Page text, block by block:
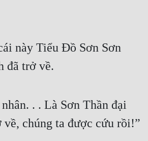
này Tiểu Đồ Sơn Sơn
đã trở về.
. . Là Sơn Thần đại
về, chúng ta được cứu rồi!”